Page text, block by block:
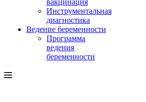
вакцинация
Инструментальная
диагностика
Ведение беременности
Программа
ведения
беременности